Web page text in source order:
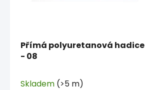
Přímá polyuretanová hadice
- 08
Skladem (>5 m)